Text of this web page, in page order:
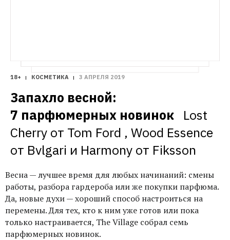
18+ КОСМЕТИКА 3 АПРЕЛЯ 2019
Запахло весной:
7 парфюмерных новинок
Lost
Cherry от Tom Ford , Wood Essence
от Bvlgari и Harmony от Fiksson
Весна — лучшее время для любых начинаний: смены
работы, разбора гардероба или же покупки парфюма.
Да, новые духи — хороший способ настроиться на
перемены. Для тех, кто к ним уже готов или пока
только настраивается, The Village собрал семь
парфюмерных новинок.